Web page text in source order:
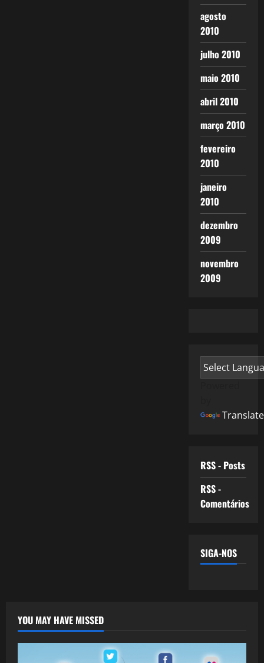
agosto
2010
julho 2010
maio 2010
abril 2010
março 2010
fevereiro
2010
janeiro
2010
dezembro
2009
novembro
2009
Translate
RSS - Posts
RSS -
Comentários
SIGA-NOS
YOU MAY HAVE MISSED